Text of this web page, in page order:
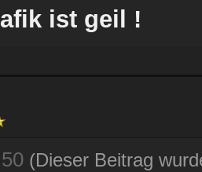
ist geil !
(Dieser Beitrag